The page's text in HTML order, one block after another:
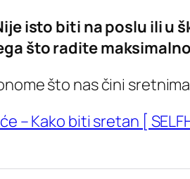
isto biti na poslu ili u
što radite
što nas čini
– Kako biti sretan [